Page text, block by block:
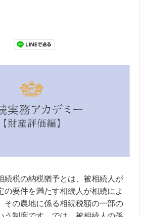
続税の納税猶予とは、被相続人が
の要件を満たす相続人が相続によ
その農地に係る相続税額の一部の